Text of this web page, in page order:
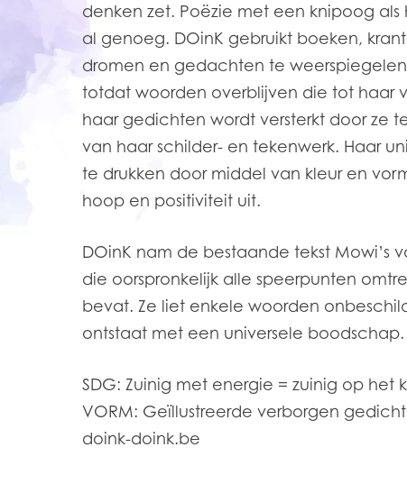
denken zet. Poëzie met een knipoog
al genoeg. DOinK gebruikt boeken,
dromen en gedachten te
totdat woorden overblijven die tot haar
haar gedichten wordt versterkt door ze
van haar schilder- en tekenwerk. Haar
te drukken door middel van kleur en
hoop en positiviteit uit.
DOinK nam de bestaande tekst Mowi’s
die oorspronkelijk alle speerpunten
bevat. Ze liet enkele woorden
ontstaat met een universele boodschap.
SDG: Zuinig met energie = zuinig op het
VORM: Geïllustreerde verborgen
doink-doink.be